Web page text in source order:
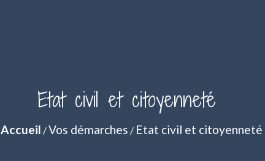
Etat civil et citoyenneté
Accueil /Vos démarches / Etat civil et citoyenneté